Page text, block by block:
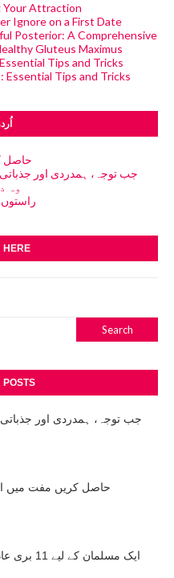
Your Attraction
Ignore on a First Date
Posterior: A Comprehensive
Gluteus Maximus
Tips and Tricks
Tips and Tricks
حاصل
جب توجہ، ہمدردی اور
وہ
HERE
POSTS
جب توجہ، ہمدردی اور جذباتی
حاصل کریں مفت میں
ایک مسلمان